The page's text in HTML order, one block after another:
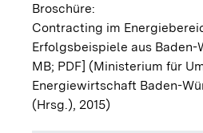
Broschüre:
Contracting im
Erfolgsbeispiele aus
MB; PDF] (Ministerium für
Energiewirtschaft Baden-
(Hrsg.), 2015)